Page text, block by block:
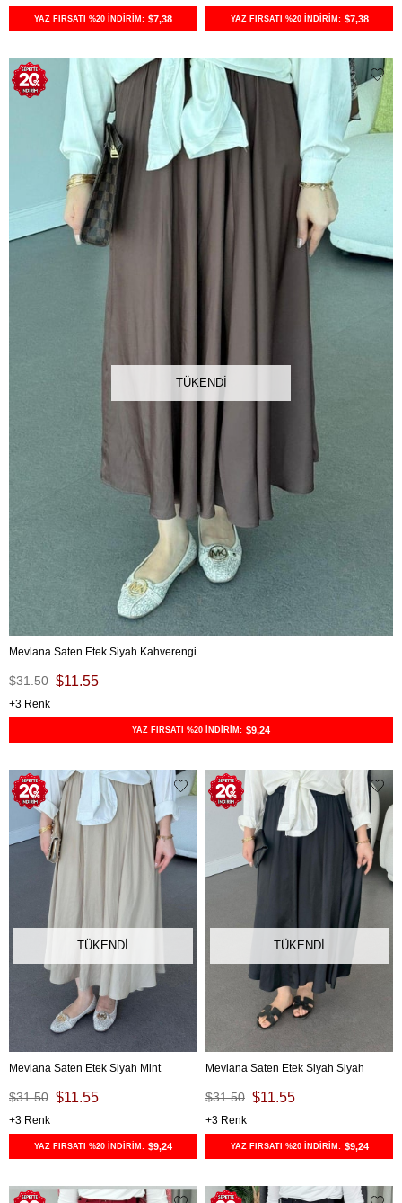
YAZ FIRSATI %20 İNDİRİM: $7,38 YAZ FIRSATI %20 İNDİRİM: $7,38
TÜKENDI
Mevlana Saten Etek Siyah Kahverengi
$11.55
$31.50
3
YAZ FIRSATI %20 İNDİRİM: $9,24
TÜKENDI
Mevlana Saten Etek Siyah Mint
$11.55
$31.50
3
YAZ FIRSATI %20 İNDİRİM: $9,24
TÜKENDI
Mevlana Saten Etek Siyah Siyah
$11.55
$31.50
3
YAZ FIRSATI %20 İNDİRİM: $9,24